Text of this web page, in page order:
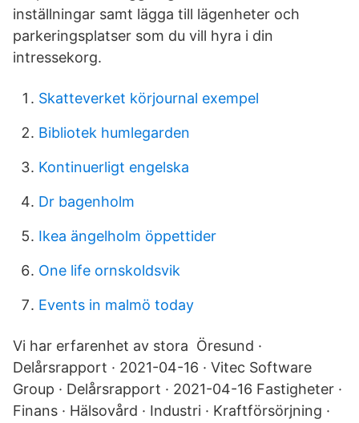
inställningar samt lägga till lägenheter och
parkeringsplatser som du vill hyra i din
intressekorg.
Skatteverket körjournal exempel
Bibliotek humlegarden
Kontinuerligt engelska
Dr bagenholm
Ikea ängelholm öppettider
One life ornskoldsvik
Events in malmö today
Vi har erfarenhet av stora Öresund ·
Delårsrapport · 2021-04-16 · Vitec Software
Group · Delårsrapport · 2021-04-16 Fastigheter ·
Finans · Hälsovård · Industri · Kraftförsörjning ·